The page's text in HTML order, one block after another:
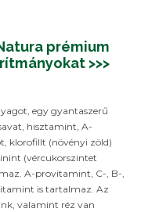
prémium
>>>
egy gyantaszerű
hisztamint, A-
klorofillt (növényi zöld)
(vércukorszintet
A-provitamint, C-, B-,
is tartalmaz. Az
valamint réz van